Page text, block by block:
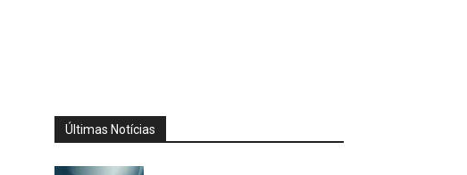
Últimas Notícias